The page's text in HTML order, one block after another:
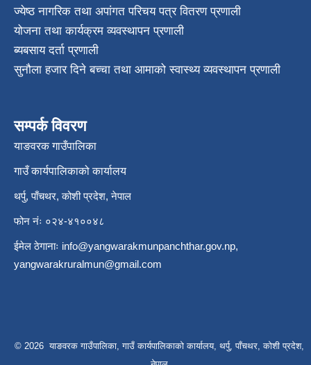
ज्येष्ठ नागरिक तथा अपांगत परिचय पत्र वितरण प्रणाली
योजना तथा कार्यक्रम व्यवस्थापन प्रणाली
ब्यबसाय दर्ता प्रणाली
सुनौला हजार दिने बच्चा तथा आमाको स्वास्थ्य व्यवस्थापन प्रणाली
सम्पर्क विवरण
याङवरक गाउँपालिका
गाउँ कार्यपालिकाको कार्यालय
थर्पु, पाँचथर, कोशी प्रदेश, नेपाल
फोन नंः ०२४-४१००४८
ईमेल ठेगानाः info@yangwarakmunpanchthar.gov.np,
yangwarakruralmun@gmail.com
© 2026 याङवरक गाउँपालिका, गाउँ कार्यपालिकाको कार्यालय, थर्पु, पाँचथर, कोशी प्रदेश,